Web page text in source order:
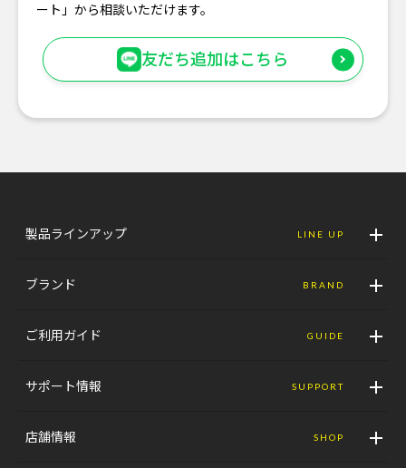
ート」から相談いただけます。
友だち追加はこちら
製品ラインアップ LINE UP
ブランド BRAND
ご利用ガイド GUIDE
サポート情報 SUPPORT
店舗情報 SHOP